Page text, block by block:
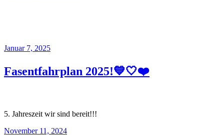
Veröffentlicht
Januar 7, 2025
Fasentfahrplan 2025!💙🤍❤️
5. Jahreszeit wir sind bereit!!!
Veröffentlicht
November 11, 2024